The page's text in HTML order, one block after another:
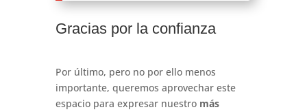
Gracias por la confianza
Por último, pero no por ello menos
importante, queremos aprovechar este
espacio para expresar nuestro más